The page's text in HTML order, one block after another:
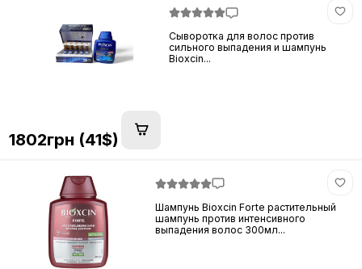
Сыворотка для волос против
сильного выпадения и шампунь
Bioxcin...
1802грн (41$)
Шампунь Bioxcin Forte растительный
шампунь против интенсивного
выпадения волос 300мл...